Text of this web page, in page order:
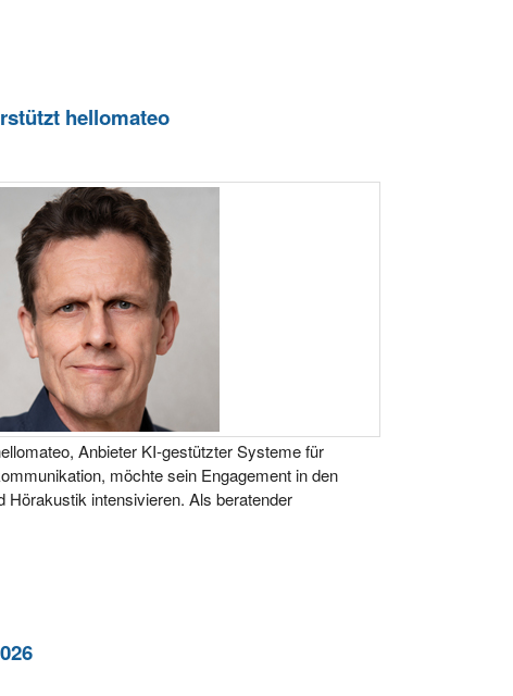
hellomateo
Anbieter KI-gestützter Systeme für
möchte sein Engagement in den
Hörakustik intensivieren. Als beratender